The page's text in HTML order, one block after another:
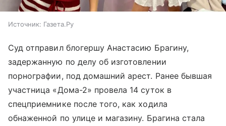
Источник: Газета.Ру
Суд отправил блогершу Анастасию Брагину,
задержанную по делу об изготовлении
порнографии, под домашний арест. Ранее бывшая
участница «Дома-2» провела 14 суток в
спецприемнике после того, как ходила
обнаженной по улице и магазину. Брагина стала